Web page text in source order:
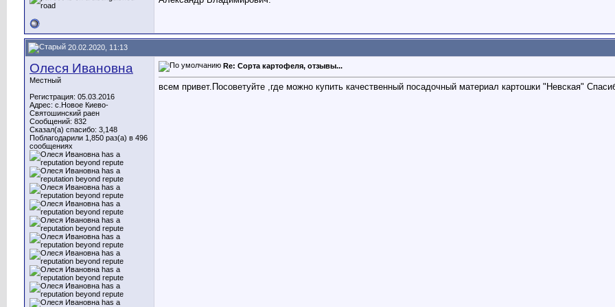
20.02.2020, 11:13
Олеся Ивановна
Местный
Регистрация: 05.03.2016
Адрес: с.Новое Киево-
Святошинский раен
Сообщений: 832
Сказал(а) спасибо: 3,148
Поблагодарили 1,850 раз(а) в 496
сообщениях
Re: Сорта картофеля, отзывы...
всем привет.Посоветуйте ,где можно купить качественный посадочный материал картошки "Невская"